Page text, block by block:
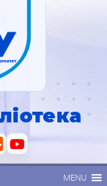
MENU